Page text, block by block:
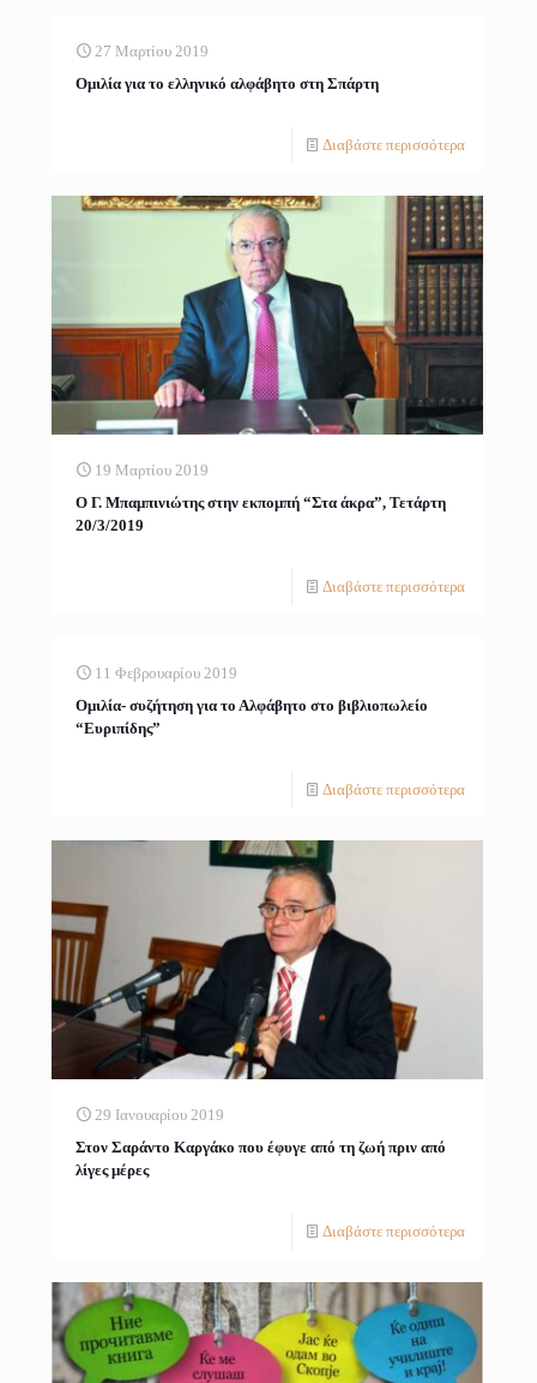
27 Μαρτίου 2019
Ομιλία για το ελληνικό αλφάβητο στη Σπάρτη
Διαβάστε περισσότερα
19 Μαρτίου 2019
Ο Γ. Μπαμπινιώτης στην εκπομπή “Στα άκρα”, Τετάρτη
20/3/2019
Διαβάστε περισσότερα
11 Φεβρουαρίου 2019
Ομιλία- συζήτηση για το Αλφάβητο στο βιβλιοπωλείο
“Ευριπίδης”
Διαβάστε περισσότερα
29 Ιανουαρίου 2019
Στον Σαράντο Καργάκο που έφυγε από τη ζωή πριν από
λίγες μέρες
Διαβάστε περισσότερα